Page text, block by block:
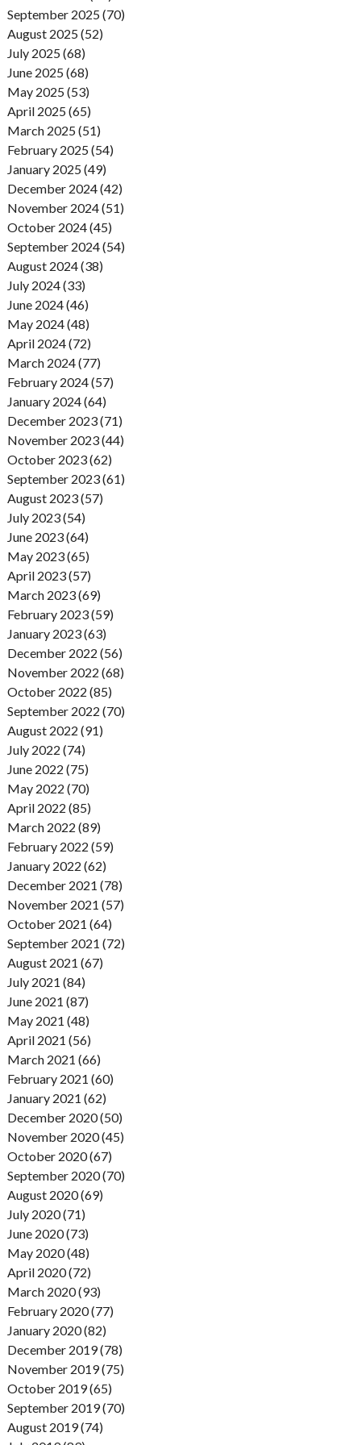
September 2025 (70)
August 2025 (52)
July 2025 (68)
June 2025 (68)
May 2025 (53)
April 2025 (65)
March 2025 (51)
February 2025 (54)
January 2025 (49)
December 2024 (42)
November 2024 (51)
October 2024 (45)
September 2024 (54)
August 2024 (38)
July 2024 (33)
June 2024 (46)
May 2024 (48)
April 2024 (72)
March 2024 (77)
February 2024 (57)
January 2024 (64)
December 2023 (71)
November 2023 (44)
October 2023 (62)
September 2023 (61)
August 2023 (57)
July 2023 (54)
June 2023 (64)
May 2023 (65)
April 2023 (57)
March 2023 (69)
February 2023 (59)
January 2023 (63)
December 2022 (56)
November 2022 (68)
October 2022 (85)
September 2022 (70)
August 2022 (91)
July 2022 (74)
June 2022 (75)
May 2022 (70)
April 2022 (85)
March 2022 (89)
February 2022 (59)
January 2022 (62)
December 2021 (78)
November 2021 (57)
October 2021 (64)
September 2021 (72)
August 2021 (67)
July 2021 (84)
June 2021 (87)
May 2021 (48)
April 2021 (56)
March 2021 (66)
February 2021 (60)
January 2021 (62)
December 2020 (50)
November 2020 (45)
October 2020 (67)
September 2020 (70)
August 2020 (69)
July 2020 (71)
June 2020 (73)
May 2020 (48)
April 2020 (72)
March 2020 (93)
February 2020 (77)
January 2020 (82)
December 2019 (78)
November 2019 (75)
October 2019 (65)
September 2019 (70)
August 2019 (74)